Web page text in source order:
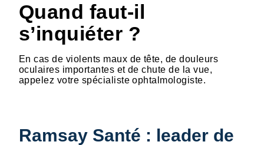
Quand faut-il
s’inquiéter ?
En cas de violents maux de tête, de douleurs
oculaires importantes et de chute de la vue,
appelez votre spécialiste ophtalmologiste.
Ramsay Santé : leader de